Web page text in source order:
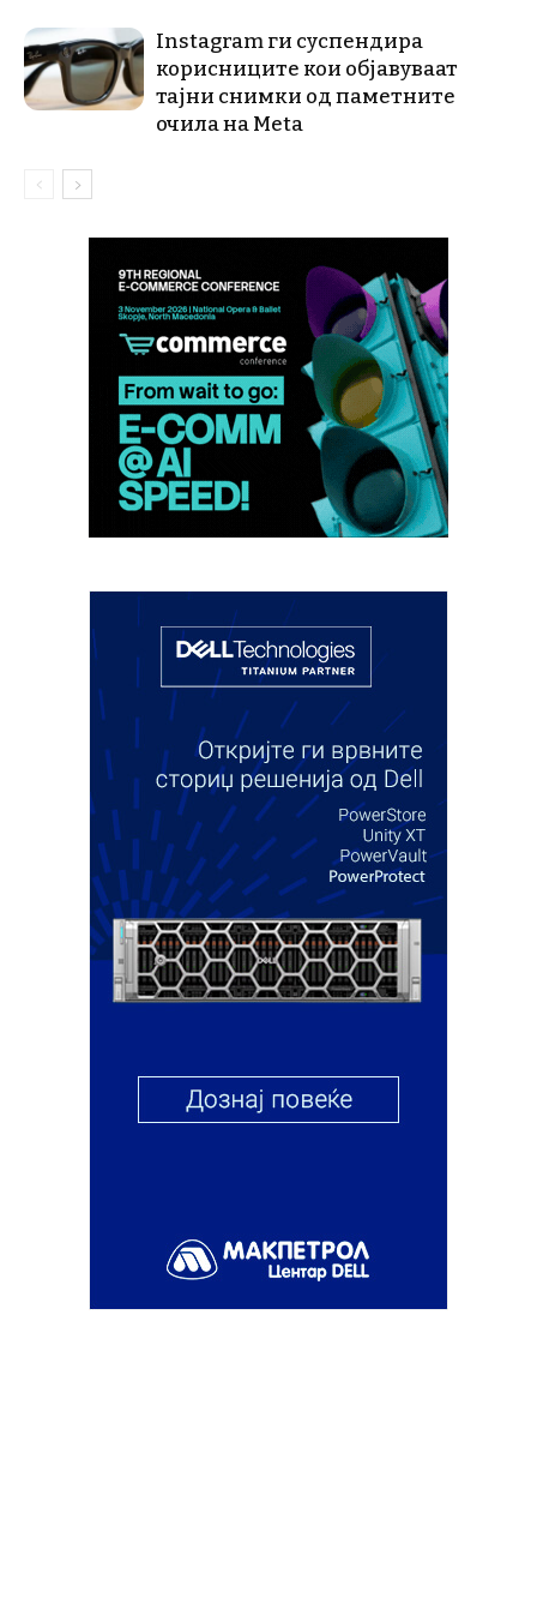
Instagram ги суспендира
корисниците кои објавуваат
тајни снимки од паметните
очила на Meta